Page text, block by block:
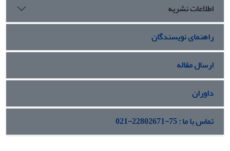
اطلاعات نشریه
راهنمای نویسندگان
ارسال مقاله
داوران
تماس با ما : 75-22802671-021